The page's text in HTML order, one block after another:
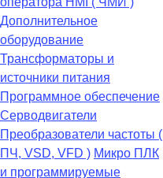
Дополнительное
оборудование
Транcформаторы и
источники питания
Программное обеспечение
Серводвигатели
Преобразователи частоты (
ПЧ, VSD, VFD ) Микро ПЛК
и программируемые